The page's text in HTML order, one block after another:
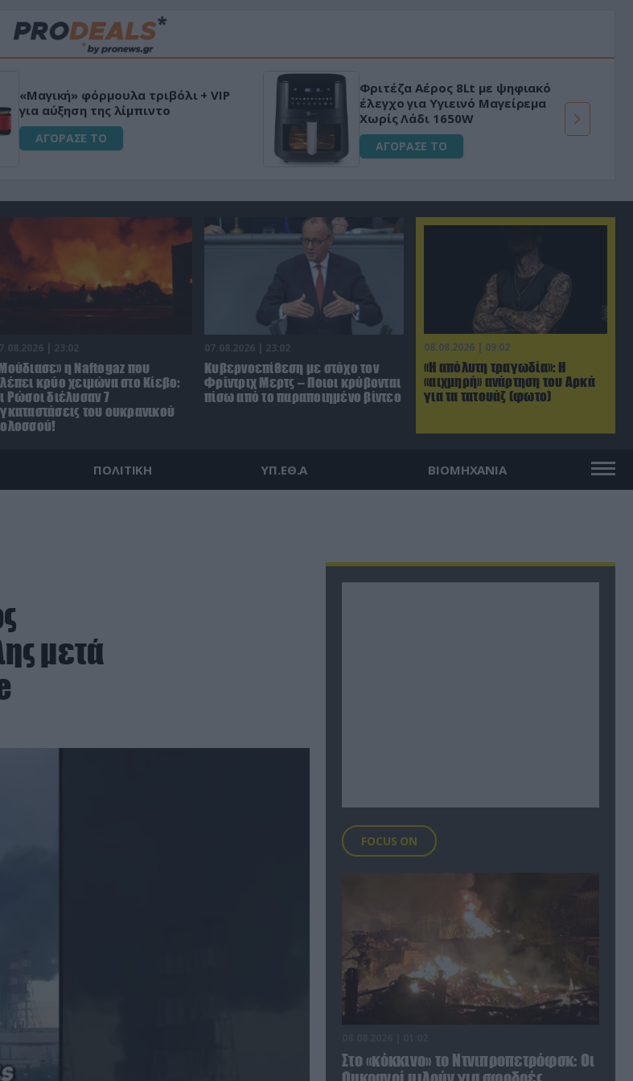
Μεταμόρφωσε τον κήπο σου με το
Ultra Box Μίνι Αλυσοπρίονο με
μπαταρία λιθίου
ΑΓΟΡΑΣΕ ΤΟ
«Μαγική» φόρμουλα τριβόλι + VIP
για αύξηση της λίμπιντο
ΑΓΟΡΑΣΕ ΤΟ
08.08.2026 | 09:02
«Η απόλυτη τραγωδία»: Η
«αιχμηρή» ανάρτηση του Αρκά
για τα τατουάζ (φωτο)
| 23:02
η Naftogaz που
κρύο χειμώνα στο Κίεβο:
Ρώσοι διέλυσαν 7
του ουκρανικού
07.08.2026 | 23:02
Κυβερνοεπίθεση με στόχο τον
Φρίντριχ Μερτς – Ποιοι κρύβονται
πίσω από το παραποιημένο βίντεο
ΠΟΛΙΤΙΚΗ ΥΠ.ΕΘ.Α ΒΙΟΜΗΧΑΝΙΑ
μετά
FOCUS ON
Στο «κόκκινο» το Ντνιπροπετρόφσκ: Οι